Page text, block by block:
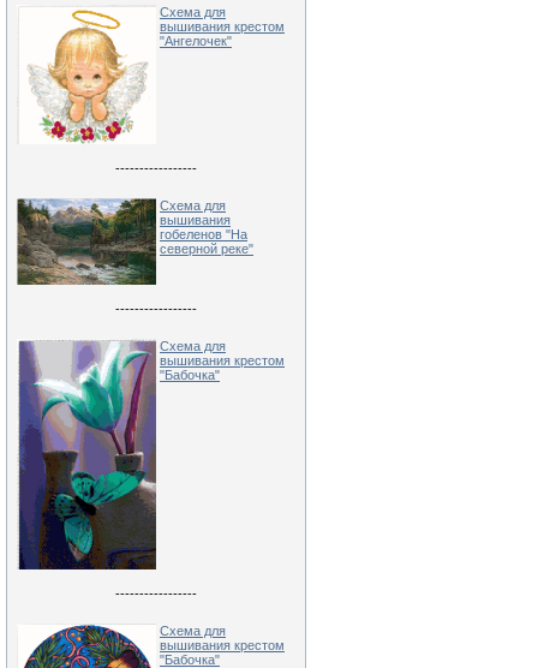
Схема для
вышивания крестом
"Ангелочек"
-----------------
Схема для
вышивания
гобеленов "На
северной реке"
-----------------
Схема для
вышивания крестом
"Бабочка"
-----------------
Схема для
вышивания крестом
"Бабочка"